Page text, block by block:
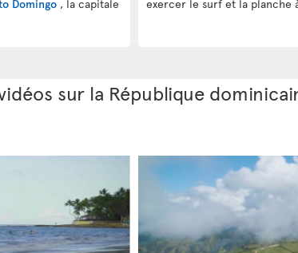
Domingo , la capitale
exercer le surf et la planche
sur la République